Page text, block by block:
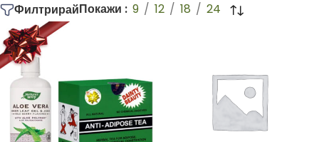
ФилтрирайПокажи 9 12 18 24